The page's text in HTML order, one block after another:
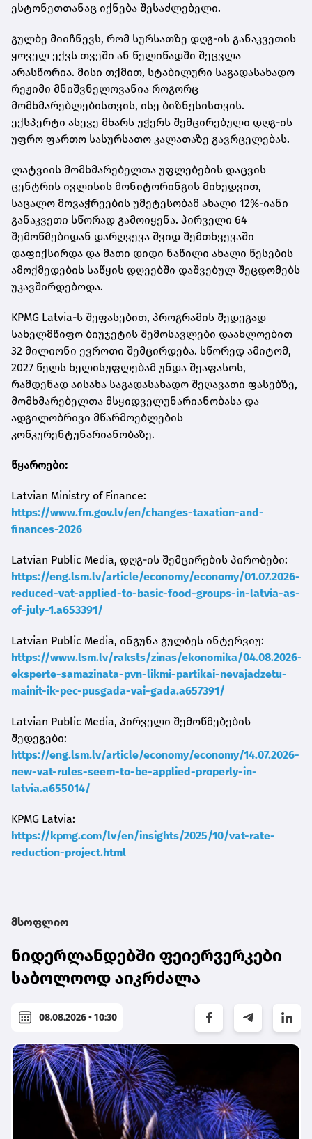
ესტონეთთანაც იქნება შესაძლებელი.
გულბე მიიჩნევს, რომ სურსათზე დღგ-ის განაკვეთის
ყოველ ექვს თვეში ან წელიწადში შეცვლა
არასწორია. მისი თქმით, სტაბილური საგადასახადო
რეჟიმი მნიშვნელოვანია როგორც
მომხმარებლებისთვის, ისე ბიზნესისთვის.
ექსპერტი ასევე მხარს უჭერს შემცირებული დღგ-ის
უფრო ფართო სასურსათო კალათაზე გავრცელებას.
ლატვიის მომხმარებელთა უფლებების დაცვის
ცენტრის ივლისის მონიტორინგის მიხედვით,
საცალო მოვაჭრეების უმეტესობამ ახალი 12%-იანი
განაკვეთი სწორად გამოიყენა. პირველი 64
შემოწმებიდან დარღვევა შვიდ შემთხვევაში
დაფიქსირდა და მათი დიდი ნაწილი ახალი წესების
ამოქმედების საწყის დღეებში დაშვებულ შეცდომებს
უკავშირდებოდა.
KPMG Latvia-ს შეფასებით, პროგრამის შედეგად
სახელმწიფო ბიუჯეტის შემოსავლები დაახლოებით
32 მილიონი ევროთი შემცირდება. სწორედ ამიტომ,
2027 წელს ხელისუფლებამ უნდა შეაფასოს,
რამდენად აისახა საგადასახადო შეღავათი ფასებზე,
მომხმარებელთა მსყიდველუნარიანობასა და
ადგილობრივი მწარმოებლების
კონკურენტუნარიანობაზე.
წყაროები:
Latvian Ministry of Finance:
https://www.fm.gov.lv/en/changes-taxation-and-
finances-2026
Latvian Public Media, დღგ-ის შემცირების პირობები:
https://eng.lsm.lv/article/economy/economy/01.07.2026-
reduced-vat-applied-to-basic-food-groups-in-latvia-as-
of-july-1.a653391/
Latvian Public Media, ინგუნა გულბეს ინტერვიუ:
https://www.lsm.lv/raksts/zinas/ekonomika/04.08.2026-
eksperte-samazinata-pvn-likmi-partikai-nevajadzetu-
mainit-ik-pec-pusgada-vai-gada.a657391/
Latvian Public Media, პირველი შემოწმებების
შედეგები:
https://eng.lsm.lv/article/economy/economy/14.07.2026-
new-vat-rules-seem-to-be-applied-properly-in-
latvia.a655014/
KPMG Latvia:
https://kpmg.com/lv/en/insights/2025/10/vat-rate-
reduction-project.html
მსოფლიო
ნიდერლანდებში ფეიერვერკები
საბოლოოდ აიკრძალა
08.08.2026 • 10:30